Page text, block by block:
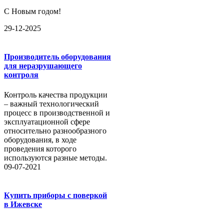
С Новым годом!
29-12-2025
Производитель оборудования
для неразрушающего
контроля
Контроль качества продукции
– важный технологический
процесс в производственной и
эксплуатационной сфере
относительно разнообразного
оборудования, в ходе
проведения которого
используются разные методы.
09-07-2021
Купить приборы с поверкой
в Ижевске